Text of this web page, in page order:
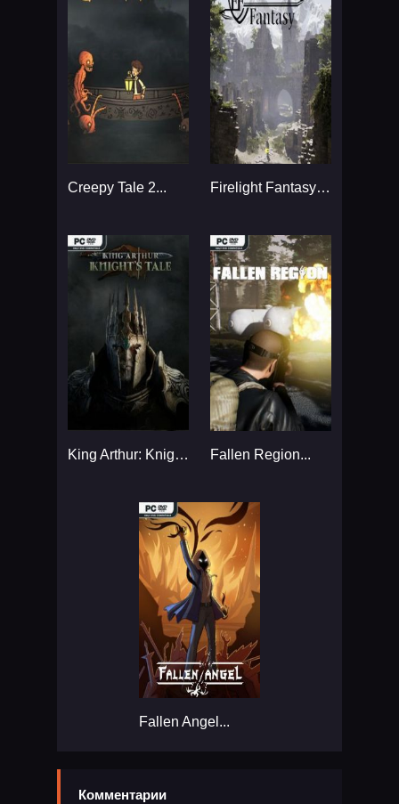
Creepy Tale 2... Firelight Fantasy: Resistance...
King Arthur: Knight's Tale... Fallen Region...
Fallen Angel...
Комментарии